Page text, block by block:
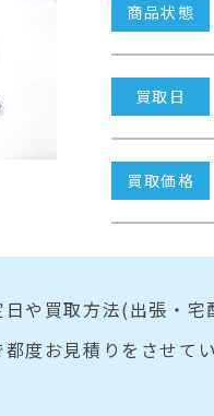
商品状態
買取日
買取価格
日や買取方法(出張・
度お見積りをさせて